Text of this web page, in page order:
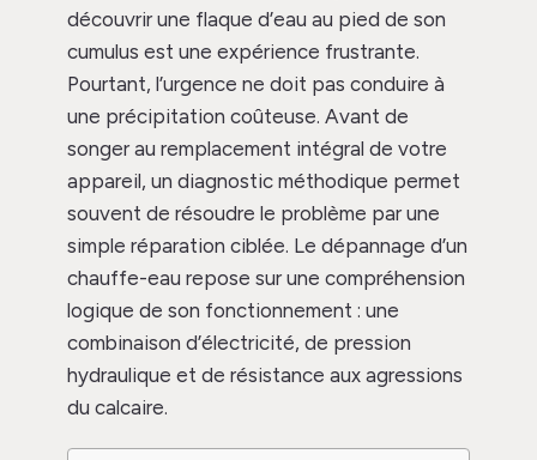
découvrir une flaque d’eau au pied de son
cumulus est une expérience frustrante.
Pourtant, l’urgence ne doit pas conduire à
une précipitation coûteuse. Avant de
songer au remplacement intégral de votre
appareil, un diagnostic méthodique permet
souvent de résoudre le problème par une
simple réparation ciblée. Le dépannage d’un
chauffe-eau repose sur une compréhension
logique de son fonctionnement : une
combinaison d’électricité, de pression
hydraulique et de résistance aux agressions
du calcaire.